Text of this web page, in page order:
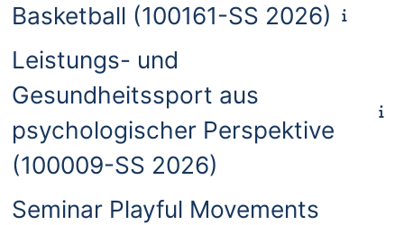
Basketball (100161-SS 2026)
Leistungs- und
Gesundheitssport aus
psychologischer Perspektive
(100009-SS 2026)
Seminar Playful Movements